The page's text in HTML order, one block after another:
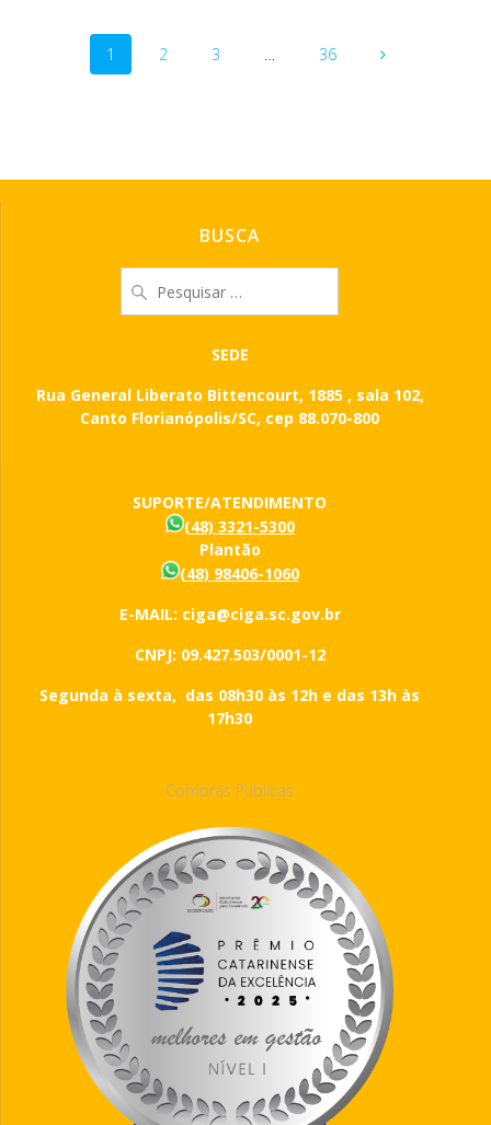
Navegação
Página
1 Página
2 Página
3 … Página
36
BUSCA
por:
SEDE
Rua General Liberato Bittencourt, 1885 , sala 102,
Canto Florianópolis/SC, cep 88.070-800
SUPORTE/ATENDIMENTO
(48) 3321-5300
Plantão
(48) 98406-1060
E-MAIL: ciga@ciga.sc.gov.br
CNPJ: 09.427.503/0001-12
Segunda à sexta, das 08h30 às 12h e das 13h às
17h30
Compras Públicas